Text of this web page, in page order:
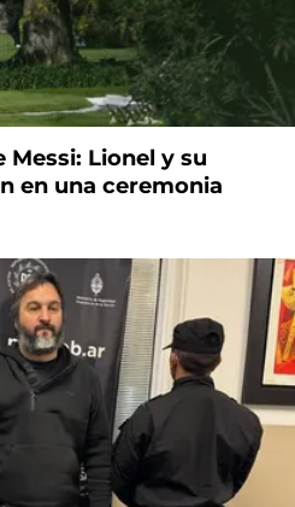
Lionel y su
en una ceremonia